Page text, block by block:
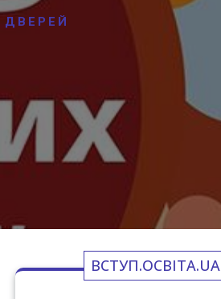
ВСТУП.ОСВІТА.UA